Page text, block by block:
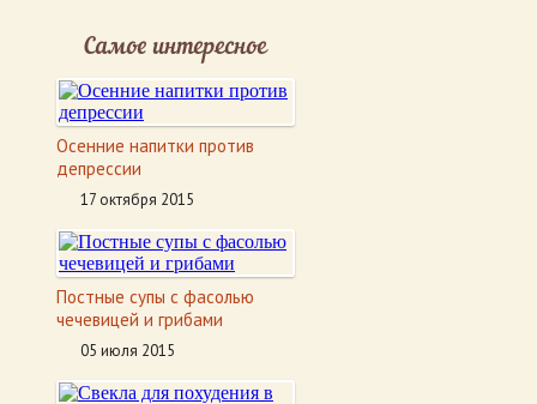
Самое интересное
Осенние напитки против
депрессии
17 октября 2015
Постные супы с фасолью
чечевицей и грибами
05 июля 2015